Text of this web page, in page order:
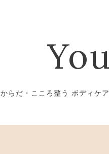
からだ・こころ整う ボディケ